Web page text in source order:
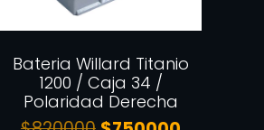
Bateria Willard Titanio
1200 / Caja 34 /
Polaridad Derecha